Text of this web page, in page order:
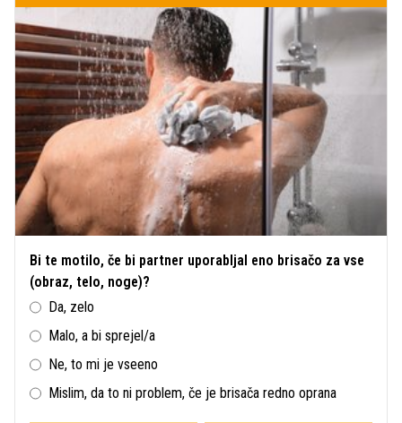
Bi te motilo, če bi partner uporabljal eno brisačo za vse
(obraz, telo, noge)?
Da, zelo
Malo, a bi sprejel/a
Ne, to mi je vseeno
Mislim, da to ni problem, če je brisača redno oprana